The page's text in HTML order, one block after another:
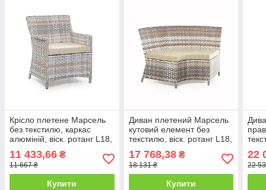
Крісло плетене Марсель
без текстилю, каркас
алюміній, віск. ротанг L18,
A01 Пастель (Pradex ТМ)
11 433,66 ₴
11 667 ₴
Купити
Диван плетений Марсель
кутовий елемент без
текстилю, віск. ротанг L18,
A01 Пастель, 111х111х88
см (Pradex ТМ)
17 768,38₴
18 131 ₴
Купити
A01
см
22
22